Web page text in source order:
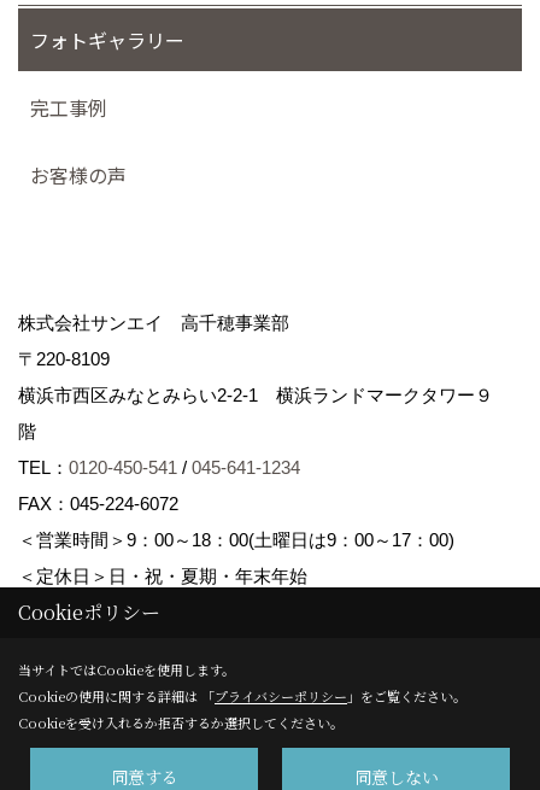
フォトギャラリー
完工事例
お客様の声
株式会社サンエイ 高千穂事業部
〒220-8109
横浜市西区みなとみらい2-2-1 横浜ランドマークタワー９
階
TEL： 0120-450-541 / 045-641-1234
FAX：045-224-6072
＜営業時間＞9：00～18：00(土曜日は9：00～17：00)
＜定休日＞日・祝・夏期・年末年始
Copyright (c) Sanei corp. All Rights Reserved.
Produced byゴデスクリエイト
Cookieポリシー
当サイトではCookieを使用します。
Cookieの使用に関する詳細は 「プライバシーポリシー 」をご覧ください。
Cookieを受け入れるか拒否するか選択してください。
同意する 同意しない